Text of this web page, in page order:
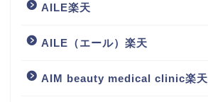
AILE楽天
AILE（エール）楽天
AIM beauty medical clinic楽天